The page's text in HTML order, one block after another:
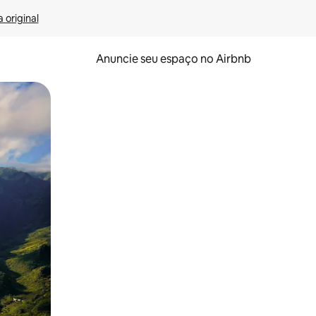
original
Anuncie seu espaço no Airbnb
o dedo na tela.